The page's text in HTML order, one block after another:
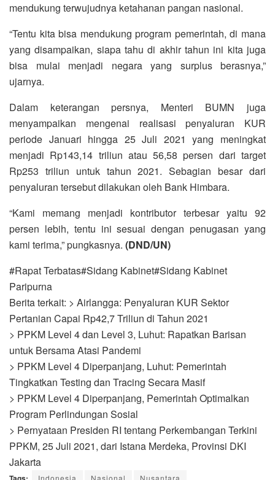
mendukung terwujudnya ketahanan pangan nasional.
“Tentu kita bisa mendukung program pemerintah, di mana
yang disampaikan, siapa tahu di akhir tahun ini kita juga
bisa mulai menjadi negara yang surplus berasnya,”
ujarnya.
Dalam keterangan persnya, Menteri BUMN juga
menyampaikan mengenai realisasi penyaluran KUR
periode Januari hingga 25 Juli 2021 yang meningkat
menjadi Rp143,14 triliun atau 56,58 persen dari target
Rp253 triliun untuk tahun 2021. Sebagian besar dari
penyaluran tersebut dilakukan oleh Bank Himbara.
“Kami memang menjadi kontributor terbesar yaitu 92
persen lebih, tentu ini sesuai dengan penugasan yang
kami terima,” pungkasnya. (DND/UN)
#Rapat Terbatas#Sidang Kabinet#Sidang Kabinet
Paripurna
Berita terkait: > Airlangga: Penyaluran KUR Sektor
Pertanian Capai Rp42,7 Triliun di Tahun 2021
> PPKM Level 4 dan Level 3, Luhut: Rapatkan Barisan
untuk Bersama Atasi Pandemi
> PPKM Level 4 Diperpanjang, Luhut: Pemerintah
Tingkatkan Testing dan Tracing Secara Masif
> PPKM Level 4 Diperpanjang, Pemerintah Optimalkan
Program Perlindungan Sosial
> Pernyataan Presiden RI tentang Perkembangan Terkini
PPKM, 25 Juli 2021, dari Istana Merdeka, Provinsi DKI
Jakarta